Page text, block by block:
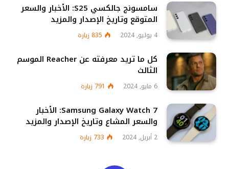
سامسونج جالكسي S25: الأخبار والسعر
المتوقع وتاريخ الإصدار والمزيد
4 يوليو, 2024 835 زيارة
كل ما تريد معرفته عن Reacher الموسم
الثالث
6 مايو, 2024 791 زيارة
Samsung Galaxy Watch 7: الأخبار
والسعر المشاع وتاريخ الإصدار والمزيد
2 أبريل, 2024 733 زيارة